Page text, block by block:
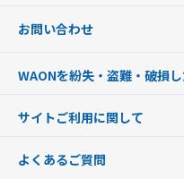
WAONカード・WAONカードプラ
モバイルWAON
提携WAONカード
WAONネットステーション
新型WAONステーション
WAONチャージャーmini
お問い合わせ
WAONを紛失・盗難・破損
WAONカードの拾得について
サイトご利用に関して
企業情報
よくあるご質問